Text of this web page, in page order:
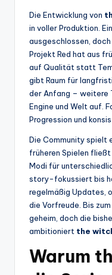
Die Entwicklung von
in voller Produktion.
ausgeschlossen,
Projekt Red hat aus
auf Qualität statt
gibt Raum für
der Anfang – weitere
Engine und Welt auf.
Progression und
Die Community spielt
früheren Spielen fließt
Modi für
story-fokussiert bis
regelmäßig Updates,
die Vorfreude. Bis
geheim, doch die
ambitioniert the
Warum